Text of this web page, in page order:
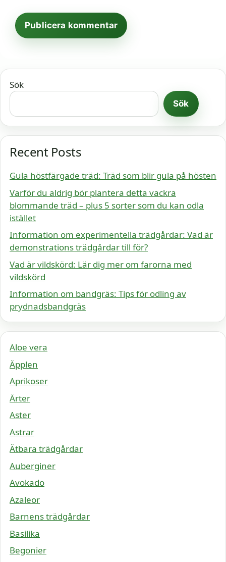
Sök
Sök
Recent Posts
Gula höstfärgade träd: Träd som blir gula på hösten
Varför du aldrig bör plantera detta vackra
blommande träd – plus 5 sorter som du kan odla
istället
Information om experimentella trädgårdar: Vad är
demonstrations trädgårdar till för?
Vad är vildskörd: Lär dig mer om farorna med
vildskörd
Information om bandgräs: Tips för odling av
prydnadsbandgräs
Aloe vera
Äpplen
Aprikoser
Ärter
Aster
Astrar
Ätbara trädgårdar
Auberginer
Avokado
Azaleor
Barnens trädgårdar
Basilika
Begonier